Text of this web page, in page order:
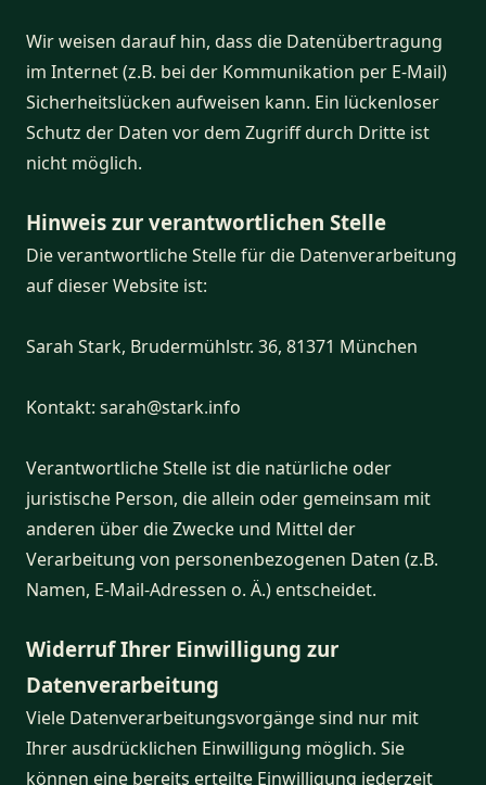
Wir weisen darauf hin, dass die Datenübertragung
im Internet (z.B. bei der Kommunikation per E-Mail)
Sicherheitslücken aufweisen kann. Ein lückenloser
Schutz der Daten vor dem Zugriff durch Dritte ist
nicht möglich.
Hinweis zur verantwortlichen Stelle
Die verantwortliche Stelle für die Datenverarbeitung
auf dieser Website ist:
Sarah Stark, Brudermühlstr. 36, 81371 München
Kontakt: sarah@stark.info
Verantwortliche Stelle ist die natürliche oder
juristische Person, die allein oder gemeinsam mit
anderen über die Zwecke und Mittel der
Verarbeitung von personenbezogenen Daten (z.B.
Namen, E-Mail-Adressen o. Ä.) entscheidet.
Widerruf Ihrer Einwilligung zur
Datenverarbeitung
Viele Datenverarbeitungsvorgänge sind nur mit
Ihrer ausdrücklichen Einwilligung möglich. Sie
können eine bereits erteilte Einwilligung jederzeit